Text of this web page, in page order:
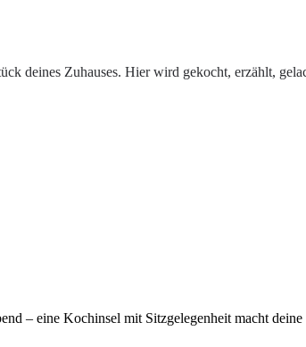
deines Zuhauses. Hier wird gekocht, erzählt,
– eine Kochinsel mit Sitzgelegenheit macht